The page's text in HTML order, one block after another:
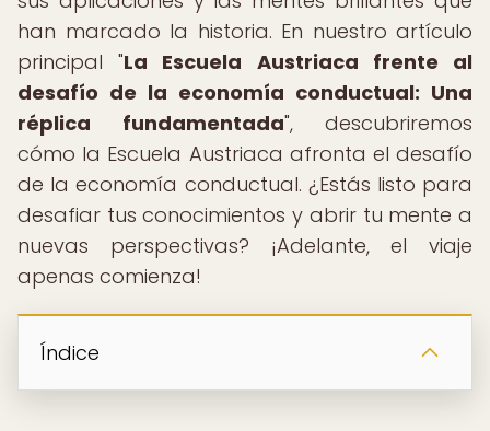
han marcado la historia. En nuestro artículo
principal "La Escuela Austriaca frente al
desafío de la economía conductual: Una
réplica fundamentada", descubriremos
cómo la Escuela Austriaca afronta el desafío
de la economía conductual. ¿Estás listo para
desafiar tus conocimientos y abrir tu mente a
nuevas perspectivas? ¡Adelante, el viaje
apenas comienza!
Índice